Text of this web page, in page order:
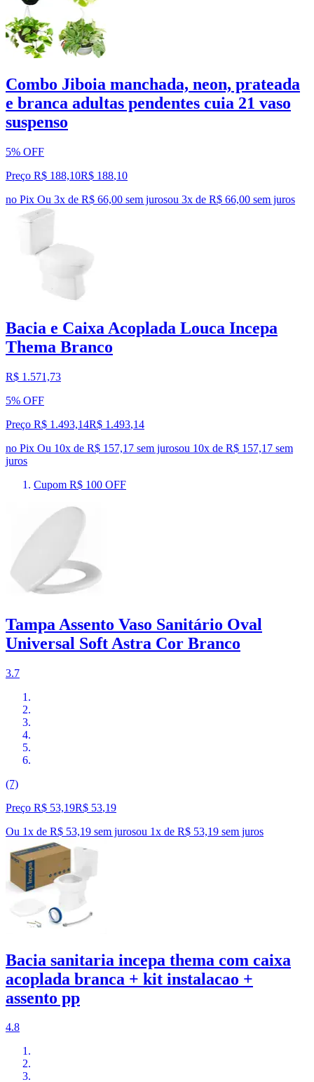
Combo Jiboia manchada, neon, prateada
e branca adultas pendentes cuia 21 vaso
suspenso
5% OFF
Preço R$ 188,10R$ 188,10
no Pix Ou 3x de R$ 66,00 sem jurosou 3x de R$ 66,00 sem juros
Bacia e Caixa Acoplada Louca Incepa
Thema Branco
R$ 1.571,73
5% OFF
Preço R$ 1.493,14R$ 1.493,14
no Pix Ou 10x de R$ 157,17 sem jurosou 10x de R$ 157,17 sem
juros
Cupom R$ 100 OFF
Tampa Assento Vaso Sanitário Oval
Universal Soft Astra Cor Branco
3.7
(7)
Preço R$ 53,19R$ 53,19
Ou 1x de R$ 53,19 sem jurosou 1x de R$ 53,19 sem juros
Bacia sanitaria incepa thema com caixa
acoplada branca + kit instalacao +
assento pp
4.8